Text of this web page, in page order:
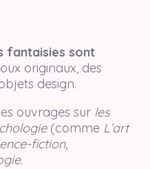
fantaisies sont
originaux, des
design.
ouvrages sur les
(comme L’art
fiction,
.